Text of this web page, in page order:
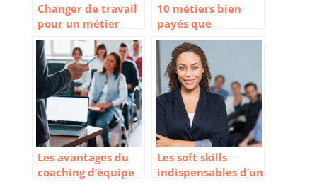
Changer de travail
pour un métier
moins stressant
10 métiers bien
payés que
personne ne veut
faire
Les avantages du
coaching d’équipe
Les soft skills
indispensables d’un